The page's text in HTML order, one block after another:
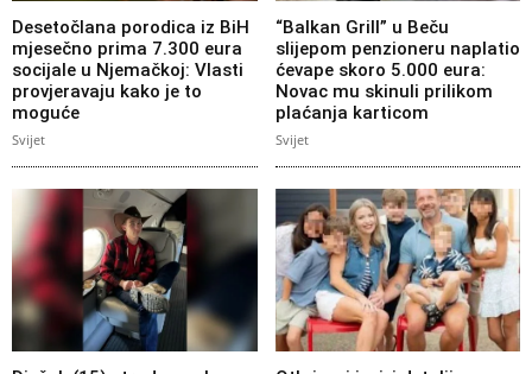
Desetočlana porodica iz BiH
mjesečno prima 7.300 eura
socijale u Njemačkoj: Vlasti
provjeravaju kako je to
moguće
Svijet
“Balkan Grill” u Beču
slijepom penzioneru naplatio
ćevape skoro 5.000 eura:
Novac mu skinuli prilikom
plaćanja karticom
Svijet